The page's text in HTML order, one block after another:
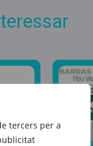
tercers per a